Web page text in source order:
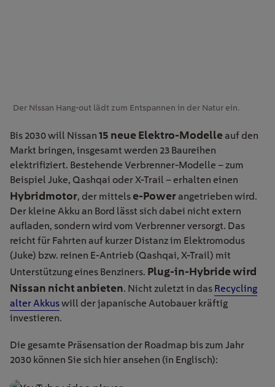
Der Nissan Hang-out lädt zum Entspannen in der Natur ein.
Bis 2030 will Nissan 15 neue Elektro-Modelle auf den
Markt bringen, insgesamt werden 23 Baureihen
elektrifiziert. Bestehende Verbrenner-Modelle – zum
Beispiel Juke, Qashqai oder X-Trail – erhalten einen
Hybridmotor, der mittels e-Power angetrieben wird.
Der kleine Akku an Bord lässt sich dabei nicht extern
aufladen, sondern wird vom Verbrenner versorgt. Das
reicht für Fahrten auf kurzer Distanz im Elektromodus
(Juke) bzw. reinen E-Antrieb (Qashqai, X-Trail) mit
Unterstützung eines Benziners. Plug-in-Hybride wird
Nissan nicht anbieten. Nicht zuletzt in das Recycling
alter Akkuswill der japanische Autobauer kräftig
investieren.
Die gesamte Präsensation der Roadmap bis zum Jahr
2030 können Sie sich hier ansehen (in Englisch):